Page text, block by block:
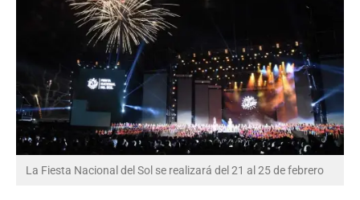
La Fiesta Nacional del Sol se realizará del 21 al 25 de febrero